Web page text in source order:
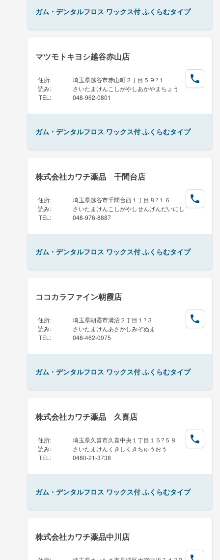
ガム・デンタルフロス ワックス付 ふくらむタイプ
マツモトキヨシ越谷赤山店
住所:
埼玉県越谷市赤山町２丁目５９?１
読み:
さいたまけんこしがやしあかやまちょう
TEL : 048-962-0801
ガム・デンタルフロス ワックス付 ふくらむタイプ
株式会社カワチ薬品 千間台店
住所:
埼玉県越谷市千間台西１丁目８?１６
読み:
さいたまけんこしがやしせんげんだいにし
TEL : 048-976-8887
ガム・デンタルフロス ワックス付 ふくらむタイプ
ココカラファイン朝霞店
住所:
埼玉県朝霞市溝沼２丁目１?３
読み:
さいたまけんあさかしみぞぬま
TEL : 048-462-0075
ガム・デンタルフロス ワックス付 ふくらむタイプ
株式会社カワチ薬品 久喜店
住所:
埼玉県久喜市久喜中央１丁目１５?５８
読み:
さいたまけんくきしくきちゅうおう
TEL : 0480-21-3738
ガム・デンタルフロス ワックス付 ふくらむタイプ
株式会社カワチ薬品中川店